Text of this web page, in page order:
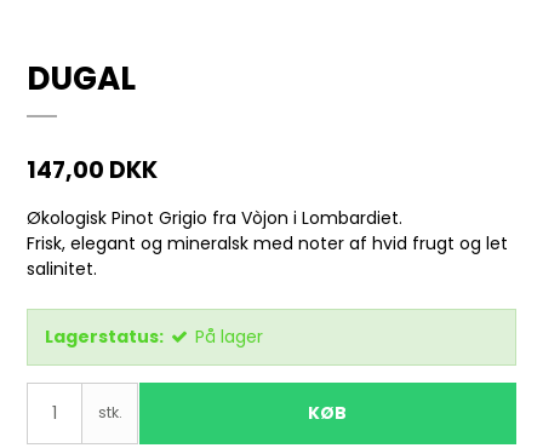
DUGAL
147,00 DKK
Økologisk Pinot Grigio fra Vòjon i Lombardiet.
Frisk, elegant og mineralsk med noter af hvid frugt og let
salinitet.
Lagerstatus: På lager
stk. KØB